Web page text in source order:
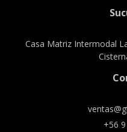
Casa Matriz Intermodal
+56